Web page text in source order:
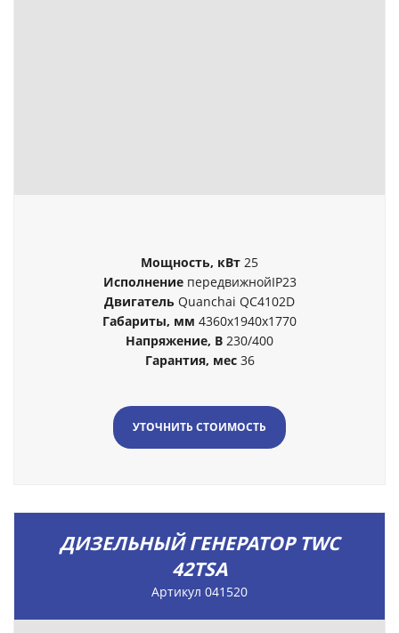
Мощность, кВт 25
Исполнение передвижнойIP23
Двигатель Quanchai QC4102D
Габариты, мм 4360x1940x1770
Напряжение, В 230/400
Гарантия, мес 36
УТОЧНИТЬ СТОИМОСТЬ
ДИЗЕЛЬНЫЙ ГЕНЕРАТОР TWC
42TSA
Артикул 041520